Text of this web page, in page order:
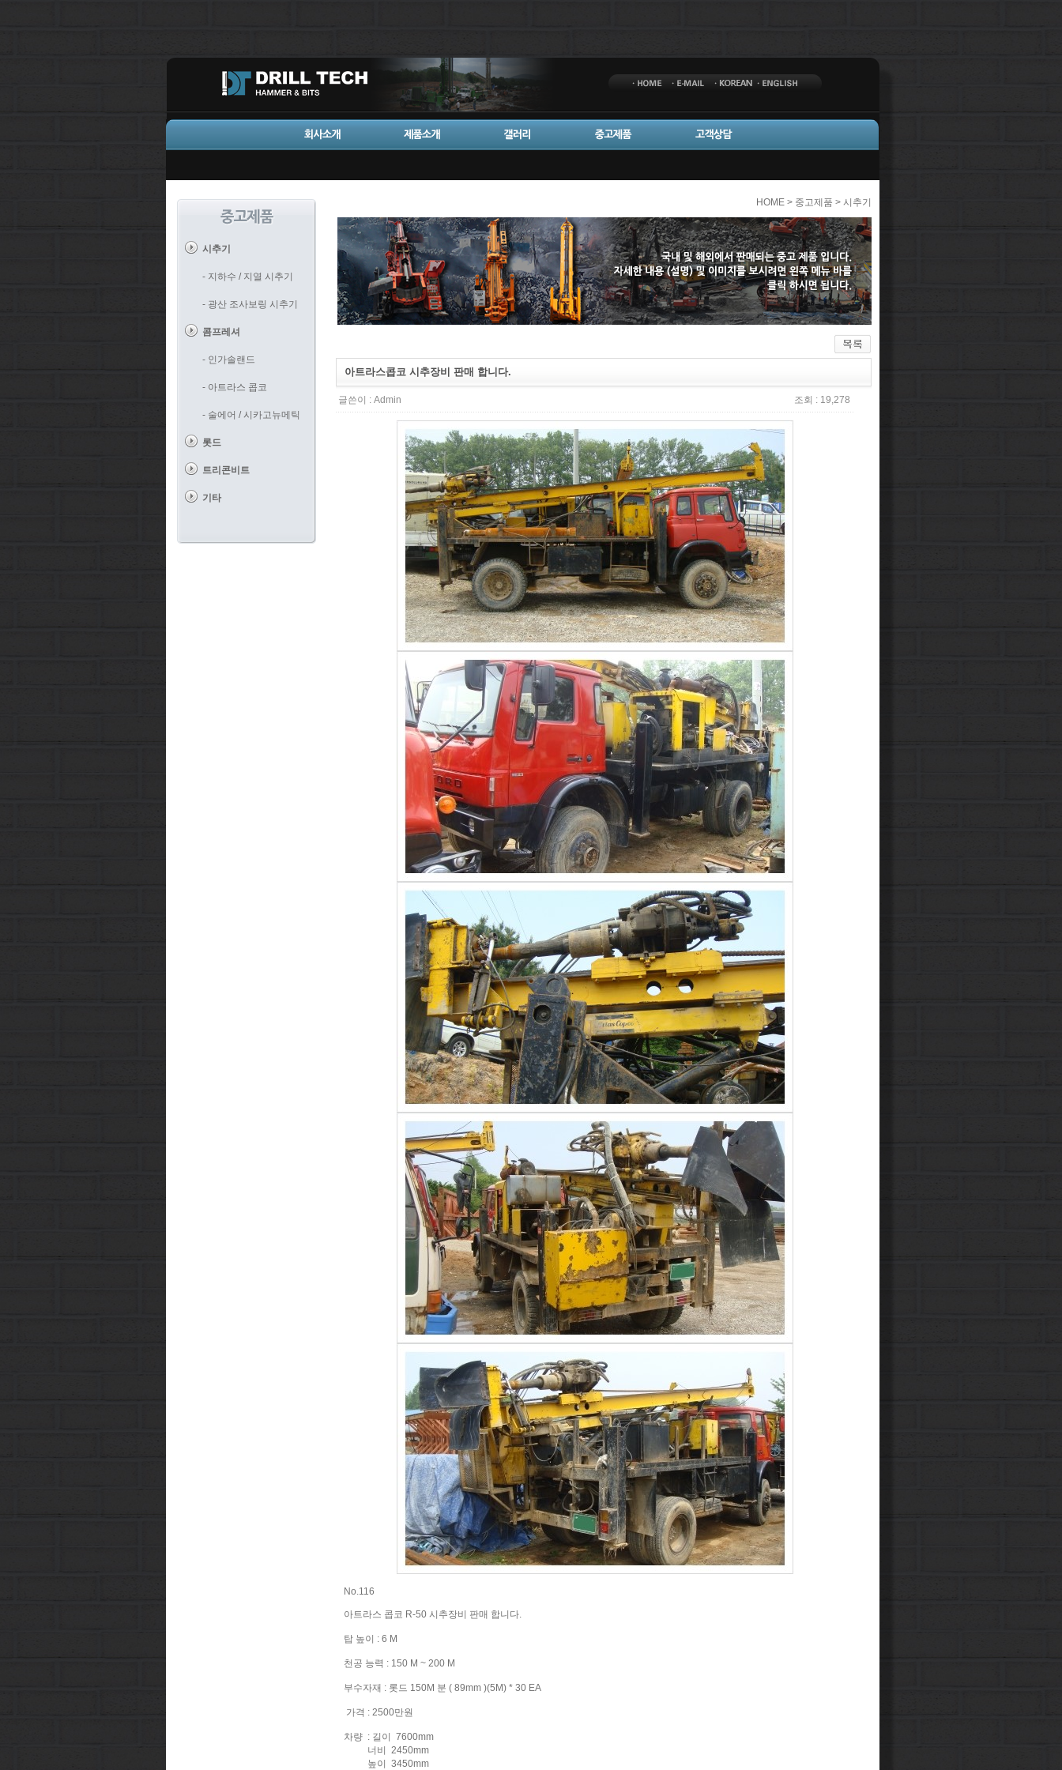
시추기
- 지하수 / 지열 시추기
- 광산 조사보링 시추기
콤프레셔
- 인가솔랜드
- 아트라스 콥코
- 술에어 / 시카고뉴메틱
롯드
트리콘비트
기타
HOME > 중고제품 > 시추기
아트라스콥코 시추장비 판매 합니다.
글쓴이 : Admin 조회 : 19,278
No.116
아트라스 콥코 R-50 시추장비 판매 합니다.
탑 높이 : 6 M
천공 능력 : 150 M ~ 200 M
부수자재 : 롯드 150M 분 ( 89mm )(5M) * 30 EA
가격 : 2500만원
차량 : 길이 7600mm
너비 2450mm
높이 3450mm